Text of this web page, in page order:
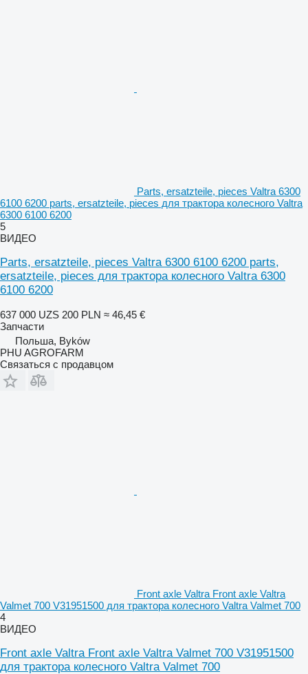
Parts, ersatzteile, pieces Valtra 6300
6100 6200 parts, ersatzteile, pieces для трактора колесного Valtra
6300 6100 6200
5
ВИДЕО
Parts, ersatzteile, pieces Valtra 6300 6100 6200 parts,
ersatzteile, pieces для трактора колесного Valtra 6300
6100 6200
637 000 UZS 200 PLN ≈ 46,45 €
Запчасти
Польша, Byków
PHU AGROFARM
Связаться с продавцом
Front axle Valtra Front axle Valtra
Valmet 700 V31951500 для трактора колесного Valtra Valmet 700
4
ВИДЕО
Front axle Valtra Front axle Valtra Valmet 700 V31951500
для трактора колесного Valtra Valmet 700